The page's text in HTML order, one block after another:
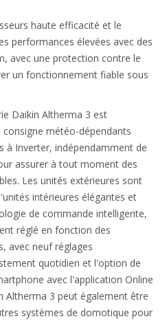
haute efficacité et le
performances élevées avec des
avec une protection contre le
un fonctionnement fiable sous
Daikin Altherma 3 est
météo-dépendants
à Inverter, indépendamment de
assurer à tout moment des
Les unités extérieures sont
intérieures élégantes et
de commande intelligente,
réglé en fonction des
avec neuf réglages
quotidien et l'option de
avec l'application Online
Altherma 3 peut également être
systèmes de domotique pour